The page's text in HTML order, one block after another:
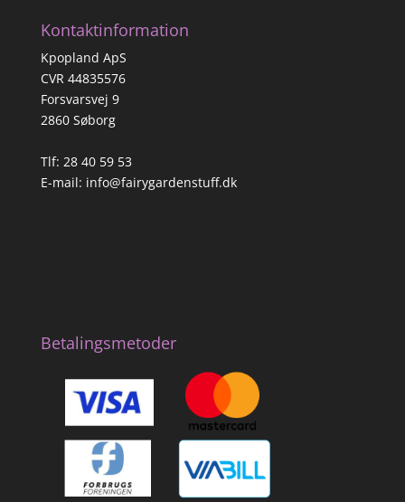
Kontaktinformation
Kpopland ApS
CVR 44835576
Forsvarsvej 9
2860 Søborg
Tlf: 28 40 59 53
E-mail: info@fairygardenstuff.dk
Betalingsmetoder